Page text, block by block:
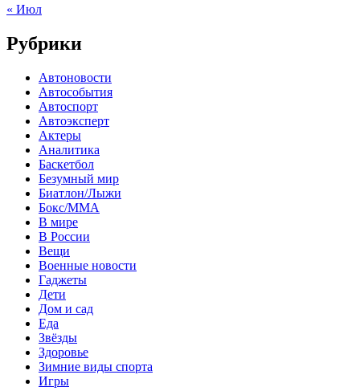
« Июл
Рубрики
Автоновости
Автособытия
Автоспорт
Автоэксперт
Актеры
Аналитика
Баскетбол
Безумный мир
Биатлон/Лыжи
Бокс/MMA
В мире
В России
Вещи
Военные новости
Гаджеты
Дети
Дом и сад
Еда
Звёзды
Здоровье
Зимние виды спорта
Игры